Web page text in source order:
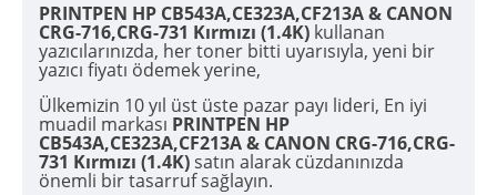
PRINTPEN HP CB543A,CE323A,CF213A & CANON
CRG-716,CRG-731 Kırmızı (1.4K) kullanan
yazıcılarınızda, her toner bitti uyarısıyla, yeni bir
yazıcı fiyatı ödemek yerine,
Ülkemizin 10 yıl üst üste pazar payı lideri, En iyi
muadil markası PRINTPEN HP
CB543A,CE323A,CF213A & CANON CRG-716,CRG-
731 Kırmızı (1.4K)satın alarak cüzdanınızda
önemli bir tasarruf sağlayın.